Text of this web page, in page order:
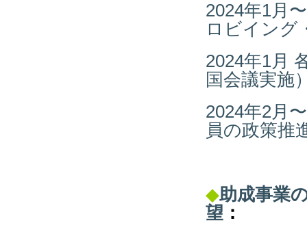
2024年1月
ロビイング
2024年1月
国会議実施
2024年2月
員の政策推
◆助成事業
望 ：